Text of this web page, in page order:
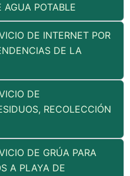
AGUA POTABLE
DE INTERNET POR
DE LA
DE
RECOLECCIÓN
DE GRÚA PARA
A PLAYA DE